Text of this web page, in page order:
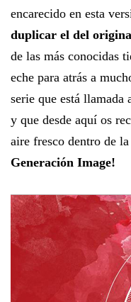
encarecido en esta
duplicar el del
de las más conocidas
eche para atrás a
serie que está llamada
y que desde aquí os
aire fresco dentro de
Generación Image!